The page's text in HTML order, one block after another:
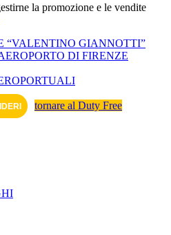
la promozione e le vendite
“VALENTINO GIANNOTTI”
DI FI­RENZE
tornare al Duty Free